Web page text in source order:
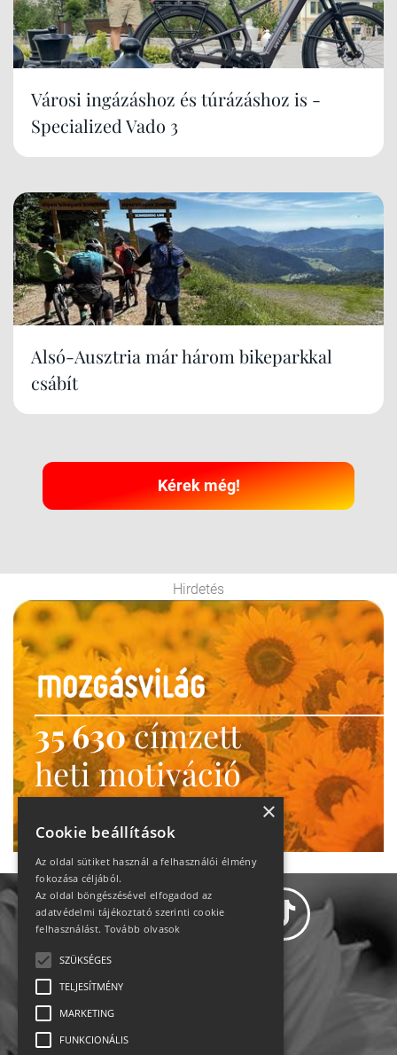
Városi ingázáshoz és túrázáshoz is -
Specialized Vado 3
Alsó-Ausztria már három bikeparkkal
csábít
Kérek még!
Hirdetés
35 630címzett
heti motiváció
Ne maradj le!
×
Cookie beállítások
Az oldal sütiket használ a felhasználói élmény
fokozása céljából.
Az oldal böngészésével elfogadod az
adatvédelmi tájékoztató szerinti cookie
felhasználást. Tovább olvasok
SZÜKSÉGES
TELJESÍTMÉNY
MARKETING
FUNKCIONÁLIS